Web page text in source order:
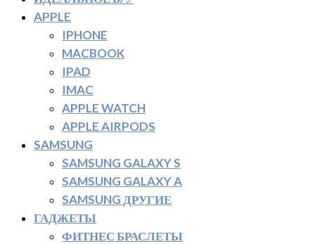
APPLE
IPHONE
MACBOOK
IPAD
IMAC
APPLE WATCH
APPLE AIRPODS
SAMSUNG
SAMSUNG GALAXY S
SAMSUNG GALAXY A
SAMSUNG ДРУГИЕ
ГАДЖЕТЫ
ФИТНЕС БРАСЛЕТЫ